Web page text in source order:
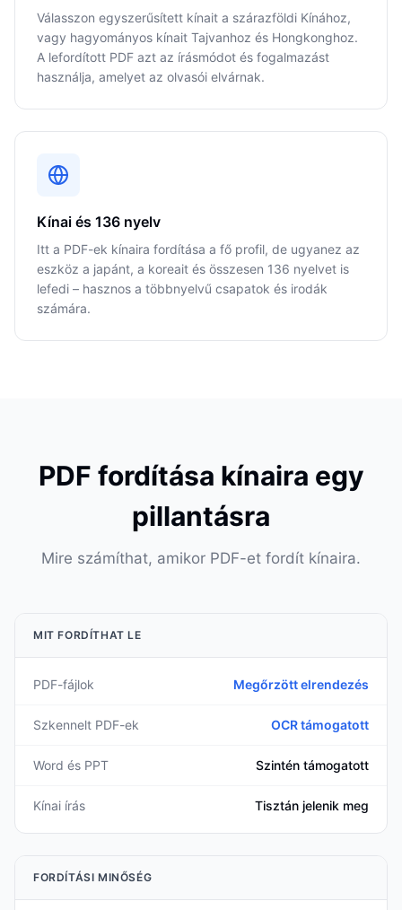
Válasszon egyszerűsített kínait a szárazföldi Kínához,
vagy hagyományos kínait Tajvanhoz és Hongkonghoz.
A lefordított PDF azt az írásmódot és fogalmazást
használja, amelyet az olvasói elvárnak.
Kínai és 136 nyelv
Itt a PDF-ek kínaira fordítása a fő profil, de ugyanez az
eszköz a japánt, a koreait és összesen 136 nyelvet is
lefedi – hasznos a többnyelvű csapatok és irodák
számára.
PDF fordítása kínaira egy
pillantásra
Mire számíthat, amikor PDF-et fordít kínaira.
MIT FORDÍTHAT LE
PDF-fájlok Megőrzött elrendezés
Szkennelt PDF-ek OCR támogatott
Word és PPT Szintén támogatott
Kínai írás Tisztán jelenik meg
FORDÍTÁSI MINŐSÉG